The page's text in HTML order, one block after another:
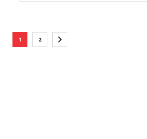
Está viendo la página
1
Página
2
Página
Siguiente